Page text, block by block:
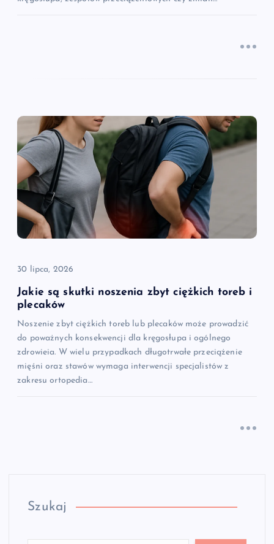
30 lipca, 2026
Jakie są skutki noszenia zbyt ciężkich toreb i
plecaków
Noszenie zbyt ciężkich toreb lub plecaków może prowadzić
do poważnych konsekwencji dla kręgosłupa i ogólnego
zdrowieia. W wielu przypadkach długotrwałe przeciążenie
mięśni oraz stawów wymaga interwencji specjalistów z
zakresu ortopedia…
Szukaj